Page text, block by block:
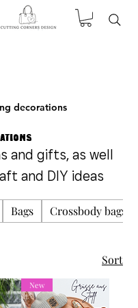
decorations
and gifts, as well
and DIY ideas
Bags Crossbody bags
Sort
New